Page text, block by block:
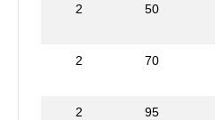
2 50
2 70
2 95